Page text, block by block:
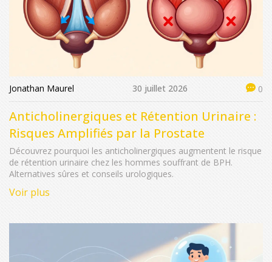
Jonathan Maurel 30 juillet 2026 0
Anticholinergiques et Rétention Urinaire :
Risques Amplifiés par la Prostate
Découvrez pourquoi les anticholinergiques augmentent le risque
de rétention urinaire chez les hommes souffrant de BPH.
Alternatives sûres et conseils urologiques.
Voir plus